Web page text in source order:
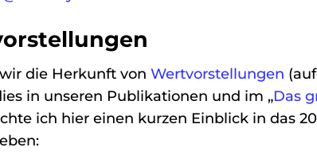
die Herkunft von Wertvorstellungen
in unseren Publikationen und im „Das
ich hier einen kurzen Einblick in das